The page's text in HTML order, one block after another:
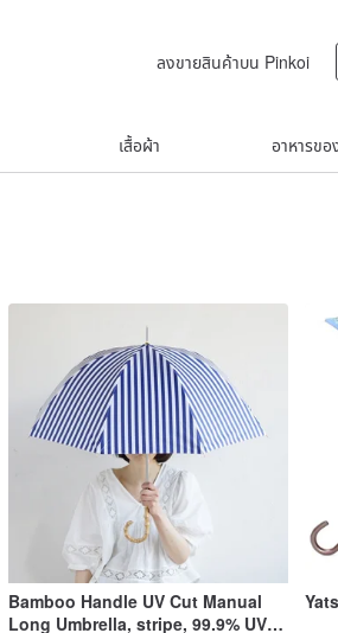
ลงขายสินค้าบน Pinkoi
เสื้อผ้า อาหารข
Bamboo Handle UV Cut Manual
Long Umbrella, stripe, 99.9% UV